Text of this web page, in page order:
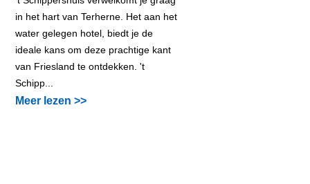
in het hart van Terherne. Het aan het
water gelegen hotel, biedt je de
ideale kans om deze prachtige kant
van Friesland te ontdekken. 't
Schipp...
Meer lezen >>